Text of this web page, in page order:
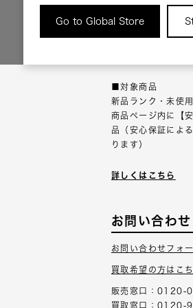
Go to Global Store返品について
■対象商品
新品ランク・未使
商品ページ内に【
品（安心保証によ
ります）
詳しくはこちら
お問い合わせ
お問い合わせフォ
買取希望の方はこ
販売窓口：0120-
買取窓口：0120-